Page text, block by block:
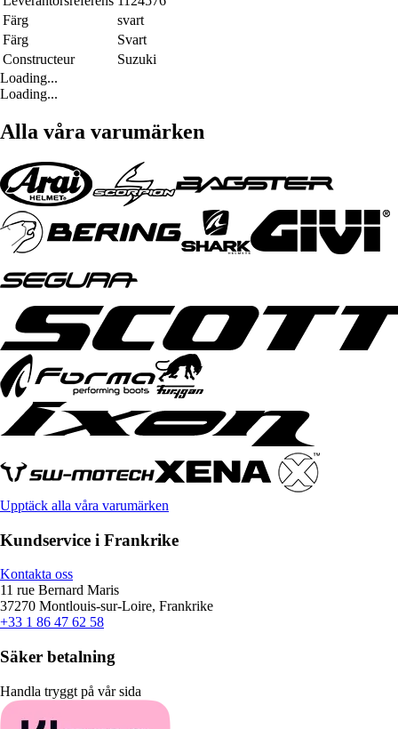
Färg
svart
Färg
Svart
Constructeur
Suzuki
Loading...
Loading...
Alla våra varumärken
Upptäck alla våra varumärken
Kundservice i Frankrike
Kontakta oss
11 rue Bernard Maris
37270 Montlouis-sur-Loire, Frankrike
+33 1 86 47 62 58
Säker betalning
Handla tryggt på vår sida